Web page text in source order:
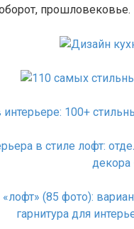
прошловековье.